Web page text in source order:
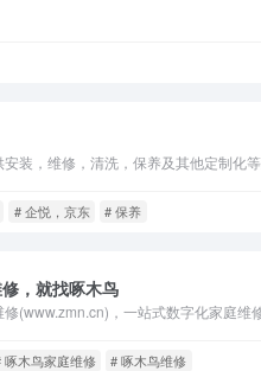
# 企悦，京东 # 保养
，就找啄木鸟
啄木鸟家庭维修 # 啄木鸟维修